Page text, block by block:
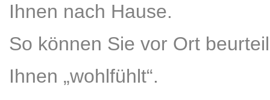
Ihnen nach Hause.
So können Sie vor Ort
Ihnen „wohlfühlt“.